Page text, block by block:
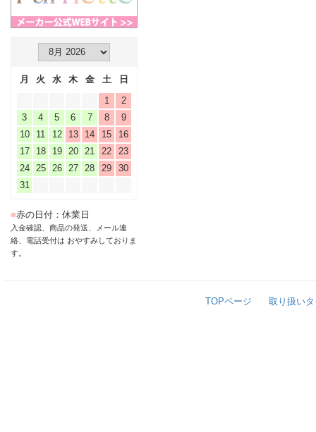
月 火 水 木 金 土
日
1
2
3
4 5 6 7 8
9
10
11 12 13 14 15
16
17
18 19 20 21 22
23
24
25 26 27 28 29
30
31
■赤の日付：休業日
入金確認、商品の発送、メール連
絡、電話受付は おやすみしておりま
す。
TOPページ 取り扱い